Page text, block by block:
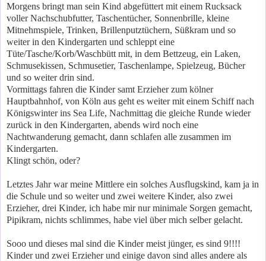
Morgens bringt man sein Kind abgefüttert mit einem Rucksack
voller Nachschubfutter, Taschentücher, Sonnenbrille, kleine
Mitnehmspiele, Trinken, Brillenputztüchern, Süßkram und so
weiter in den Kindergarten und schleppt eine
Tüte/Tasche/Korb/Waschbütt mit, in dem Bettzeug, ein Laken,
Schmusekissen, Schmusetier, Taschenlampe, Spielzeug, Bücher
und so weiter drin sind.
Vormittags fahren die Kinder samt Erzieher zum kölner
Hauptbahnhof, von Köln aus geht es weiter mit einem Schiff nach
Königswinter ins Sea Life, Nachmittag die gleiche Runde wieder
zurück in den Kindergarten, abends wird noch eine
Nachtwanderung gemacht, dann schlafen alle zusammen im
Kindergarten.
Klingt schön, oder?
Letztes Jahr war meine Mittlere ein solches Ausflugskind, kam ja in
die Schule und so weiter und zwei weitere Kinder, also zwei
Erzieher, drei Kinder, ich habe mir nur minimale Sorgen gemacht,
Pipikram, nichts schlimmes, habe viel über mich selber gelacht.
Sooo und dieses mal sind die Kinder meist jünger, es sind 9!!!!
Kinder und zwei Erzieher und einige davon sind alles andere als